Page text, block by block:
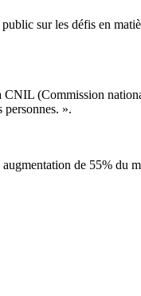
sur les défis en
(Commission
personnes. ».
de 55% du